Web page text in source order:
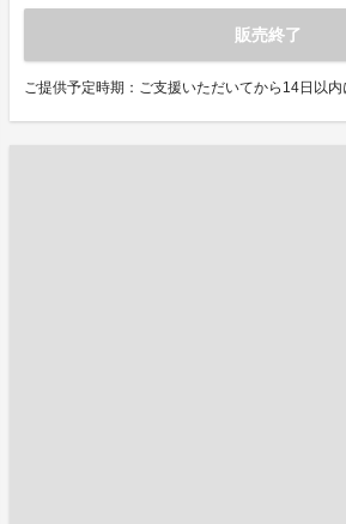
販売終了
ご提供予定時期：ご支援いただいてから14日以内